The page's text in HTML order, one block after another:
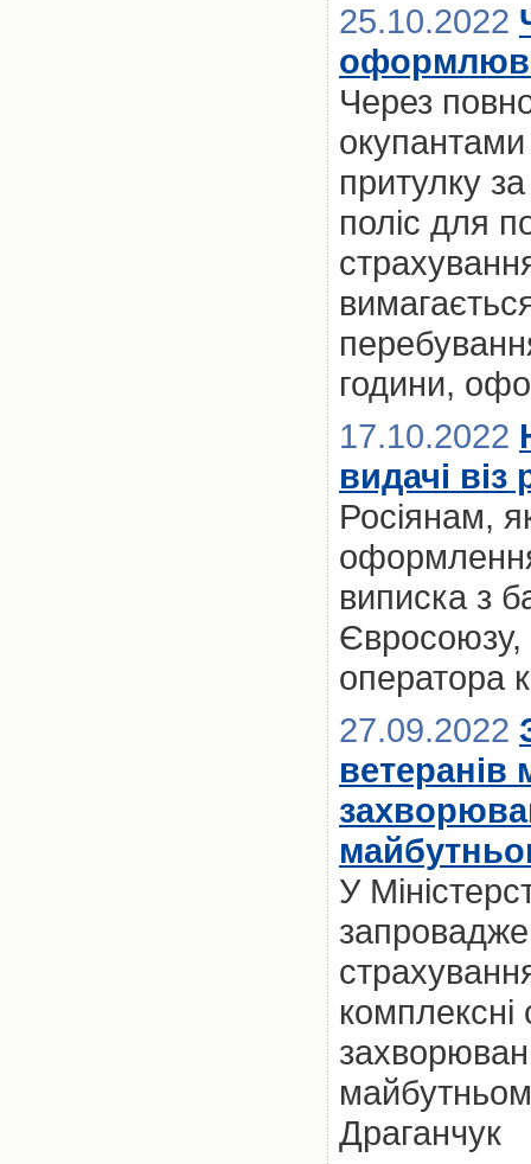
25.10.2022
Через
притулку
поліс для
години,
17.10.2022
видачі
Росіянам,
виписка з
Євросоюзу,
оператора
27.09.2022
ветеранів
У
Драганчук